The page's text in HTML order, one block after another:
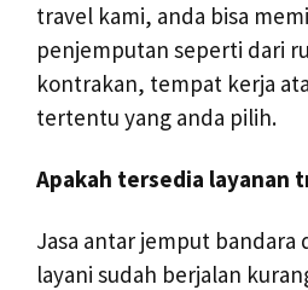
travel kami, anda bisa
penjemputan seperti dari
kontrakan, tempat kerja
tertentu yang anda pilih.
Apakah tersedia layanan
Jasa antar jemput bandara
layani sudah berjalan